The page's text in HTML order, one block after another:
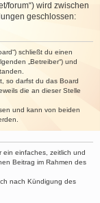
forum“) wird zwischen
geschlossen:
schließt du einen
„Betreiber“) und
so darfst du das Board
die an dieser Stelle
und kann von beiden
ein einfaches, zeitlich und
Beitrag im Rahmen des
nach Kündigung des